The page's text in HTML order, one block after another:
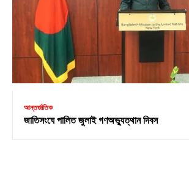
আন্তর্জাতিক
জাতিসংঘে পালিত জুলাই গণঅভ্যুত্থান দিবস